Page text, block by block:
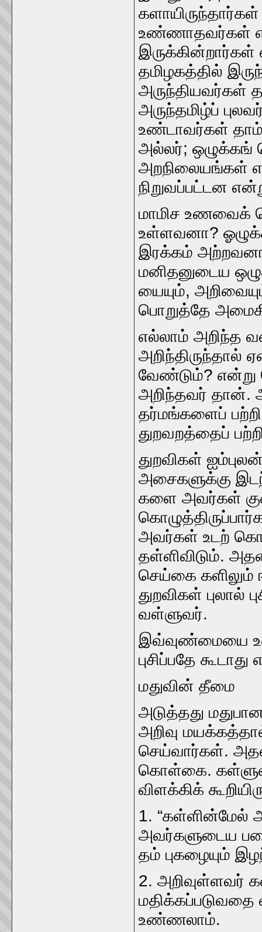
உண்ணாதவர்கள்‌
இருக்கின்றார்கள்‌
தமிழகத்தில்‌
அருந்தியவர்கள்‌
அருந்‌தமிழ்ப்‌
உண்டாவர்கள்‌
அல்லர்‌; ஒழுக்கங்‌
அறநிலையங்கள்‌
நிறுவப்பட்டன
மாமிச உணவைக்‌
உள்ளவனா?
இரக்கம்‌
மனிதனுடைய
யையும்‌,
பொறுத்தே
எல்லாம்‌ அறிந்த
அறிந்திருந்தால்‌
வேண்டும்‌?
அறிந்தவர்‌ தான்‌.
தர்மங்களைப்‌
துறவறத்தைப்‌
துறவிகள்‌
அசைகளுக்கு
களை அவர்கள்‌
அவர்கள்‌ உடற்‌
தள்ளிவிடும்‌.
செய்கை களிலும்‌
துறவிகள்‌ புலால்‌
வள்ளுவர்‌.
இவ்வுண்மையை
புசிப்பதே
மதுவின்‌ தீமை
அடுத்தது
அறிவு
செய்வார்கள்‌.
கொள்கை.
விளக்கிக்‌
1. “கள்ளின்மேல்‌
அவர்களுடைய
தம்‌ புகழையும்‌
2. அறிவுள்ளவர்‌
உண்ணலாம்‌.